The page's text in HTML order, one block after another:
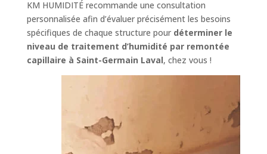
KM HUMIDITÉ recommande une consultation
personnalisée afin d’évaluer précisément les besoins
spécifiques de chaque structure pour déterminer le
niveau de traitement d’humidité par remontée
capillaire à Saint-Germain Laval, chez vous !